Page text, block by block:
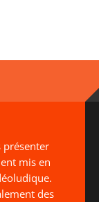
présenter
mis en
des